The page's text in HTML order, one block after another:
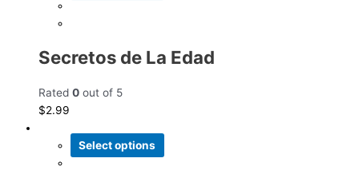
Secretos de La Edad
Rated 0 out of 5
$2.99
Select options